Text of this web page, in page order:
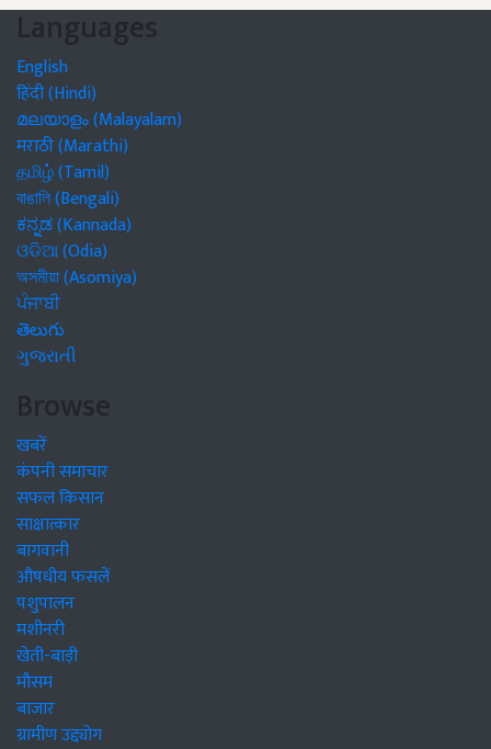
Languages
English
हिंदी (Hindi)
മലയാളം (Malayalam)
मराठी (Marathi)
தமிழ் (Tamil)
বাঙালি (Bengali)
ಕನ್ನಡ (Kannada)
ଓଡିଆ (Odia)
অসমীয়া (Asomiya)
ਪੰਜਾਬੀ
తెలుగు
ગુજરાતી
Browse
खबरें
कंपनी समाचार
सफल किसान
साक्षात्कार
बागवानी
औषधीय फसलें
पशुपालन
मशीनरी
खेती-बाड़ी
मौसम
बाजार
ग्रामीण उद्द्योग